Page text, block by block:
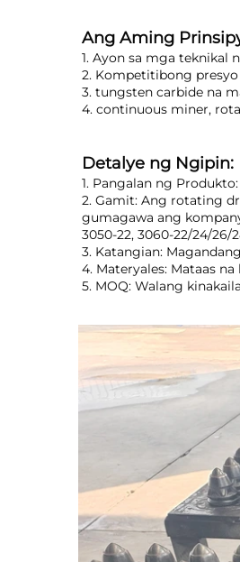
Ang Aming
1. Ayon sa mga teknikal
2. Kompetitibong
3. tungsten carbide na
4. continuous miner,
Detalye ng Ngipin:
1. Pangalan ng
2. Gamit: Ang rotating
gumagawa ang
3050-22, 3060-22/24/
3. Katangian:
4. Materyales: Mataas
5. MOQ: Walang